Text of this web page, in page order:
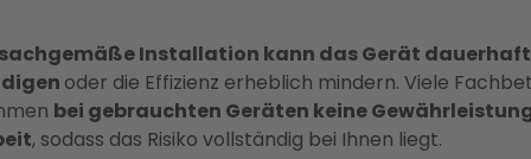
Installation kann das Gerät dauerhaft
oder die Effizienz erheblich mindern. Viele
bei gebrauchten Geräten keine
, sodass das Risiko vollständig bei Ihnen liegt.